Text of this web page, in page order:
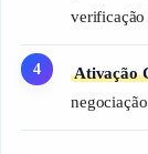
Ativação